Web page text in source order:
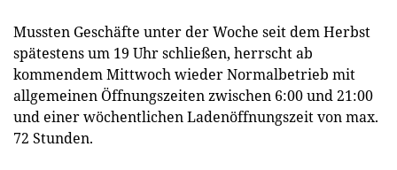
Mussten Geschäfte unter der Woche seit dem Herbst
spätestens um 19 Uhr schließen, herrscht ab
kommendem Mittwoch wieder Normalbetrieb mit
allgemeinen Öffnungszeiten zwischen 6:00 und 21:00
und einer wöchentlichen Ladenöffnungszeit von max.
72 Stunden.